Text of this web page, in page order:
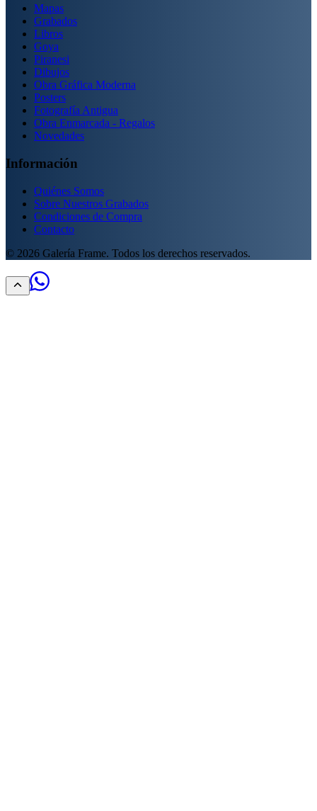
Mapas
Grabados
Libros
Goya
Piranesi
Dibujos
Obra Gráfica Moderna
Posters
Fotografía Antigua
Obra Enmarcada - Regalos
Novedades
Información
Quiénes Somos
Sobre Nuestros Grabados
Condiciones de Compra
Contacto
© 2026 Galería Frame. Todos los derechos reservados.